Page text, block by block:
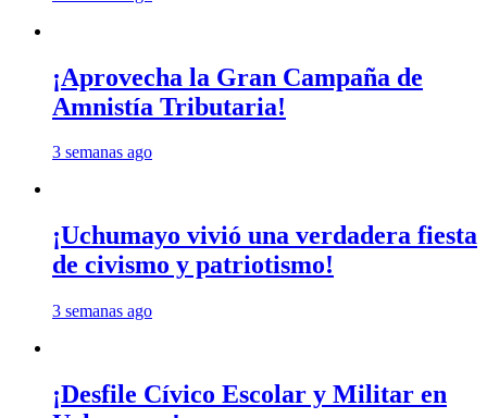
¡Aprovecha la Gran Campaña de
Amnistía Tributaria!
3 semanas ago
¡Uchumayo vivió una verdadera fiesta
de civismo y patriotismo!
3 semanas ago
¡Desfile Cívico Escolar y Militar en